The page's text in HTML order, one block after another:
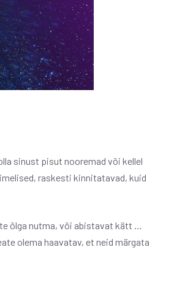
sinust pisut nooremad või kellel
raskesti kinnitatavad, kuid
õlga nutma, või abistavat kätt …
olema haavatav, et neid märgata